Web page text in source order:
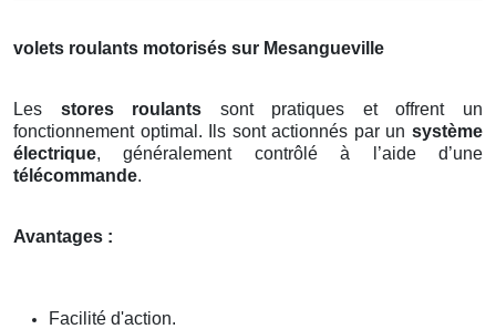
volets roulants motorisés sur Mesangueville
Les stores roulants sont pratiques et offrent un
fonctionnement optimal. Ils sont actionnés par un système
électrique, généralement contrôlé à l’aide d’une
télécommande.
Avantages :
Facilité d'action.